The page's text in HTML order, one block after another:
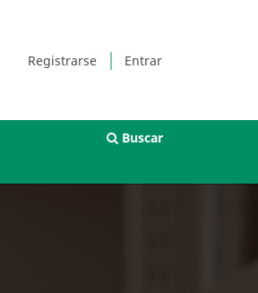
Registrarse Entrar
Buscar